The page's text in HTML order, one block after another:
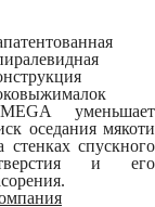
уменьшает
оседания мякоти
стенках спускного
и его